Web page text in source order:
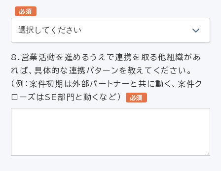
必須
8.営業活動を進めるうえで連携を取る他組織があ
れば、具体的な連携パターンを教えてください。
（例：案件初期は外部パートナーと共に動く、案件ク
ローズはSE部門と動くなど）
必須